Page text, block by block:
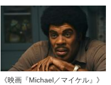
《映画『Michael／マイケル』》